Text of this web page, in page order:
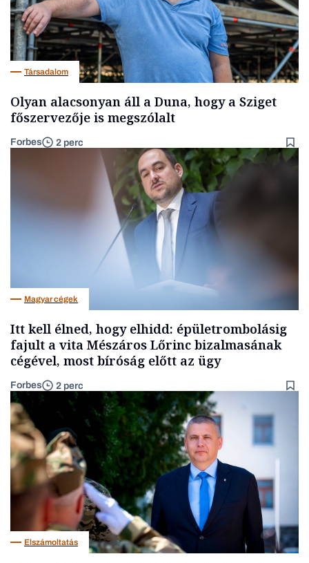
Társadalom
Olyan alacsonyan áll a Duna, hogy a Sziget
főszervezője is megszólalt
Forbes 2 perc
Magyar cégek
Itt kell élned, hogy elhidd: épületrombolásig
fajult a vita Mészáros Lőrinc bizalmasának
cégével, most bíróság előtt az ügy
Forbes 2 perc
Elszámoltatás